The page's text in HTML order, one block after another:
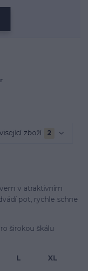
zboží 2
v atraktivním
pot, rychle schne
širokou škálu
L
XL